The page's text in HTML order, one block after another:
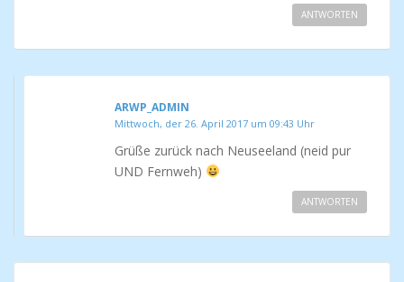
ANTWORTEN
ARWP_ADMIN
Mittwoch, der 26. April 2017 um 09:43 Uhr
Grüße zurück nach Neuseeland (neid pur
UND Fernweh)
ANTWORTEN